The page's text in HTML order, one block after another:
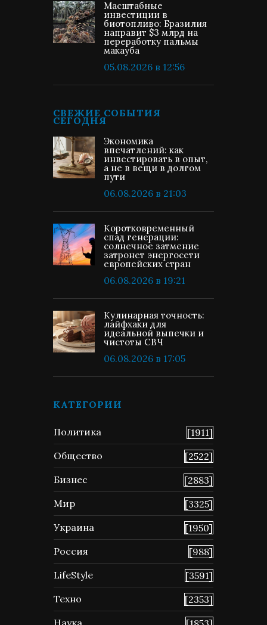
Масштабные
инвестиции в
биотопливо: Бразилия
направит $3 млрд на
переработку пальмы
макауба
05.08.2026 в 12:56
СВЕЖИЕ СОБЫТИЯ
СЕГОДНЯ
Экономика
впечатлений: как
инвестировать в опыт,
а не в вещи в долгом
пути
06.08.2026 в 21:03
Коротковременный
спад генерации:
солнечное затмение
затронет энергосети
европейских стран
06.08.2026 в 19:21
Кулинарная точность:
лайфхаки для
идеальной выпечки и
чистоты СВЧ
06.08.2026 в 17:05
КАТЕГОРИИ
Политика
[1911]
Общество
[2522]
Бизнес
[2883]
Мир
[3325]
Украина
[1950]
Россия
[988]
LifeStyle
[3591]
Техно
[2353]
Наука